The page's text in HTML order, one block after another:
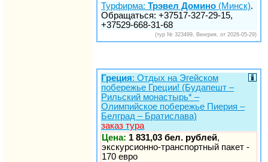
Турфирма: Трэвел Домино (Минск).
Обращаться: +37517-327-29-15,
+37529-668-31-68
(тур № 323499, Венгрия, от 2026-05-29)
Греция: Отдых на Эгейском
побережье Греции! (Будапешт –
Рильский монастырь* –
Олимпийское побережье Пиерия –
Белград – Братислава)
заказ тура
Цена: 1 831,03 бел. рублей,
экскурсионно-транспортный пакет -
170 евро